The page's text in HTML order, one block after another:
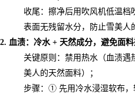
收尾：擦净后用吹风机低温档
表面无残留水分，防止雪美人
2. 血渍：冷水 + 天然成分，避免面
关键原则：禁用热水（血渍遇
美人的天然面料）；
步骤：① 先用冷水浸湿软布，